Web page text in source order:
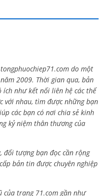
do một
2009. Thời gian qua, bản
ích như kết nối liên hệ các thế
với nhau, tìm được những bạn
các bạn có nơi chia sẻ kinh
kỷ niệm thân thương của
đối tượng bạn đọc cần rộng
bản tin được chuyên nghiệp
của trang 71.com gần như